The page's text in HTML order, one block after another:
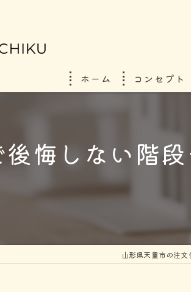
ホーム コンセプト
悔しない階
山形県天童市の注